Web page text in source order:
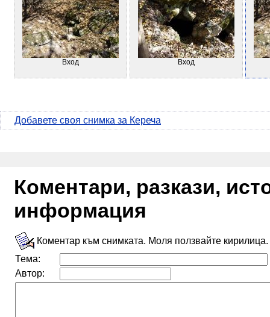
Вход Вход
Добавете своя снимка за Кереча
Коментари, разкази,
информация
Коментар към снимката. Моля ползвайте кирилица.
Тема:
Автор: